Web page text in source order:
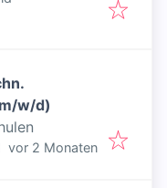
w/d)
Veröffentlicht:
vor 2 Monaten